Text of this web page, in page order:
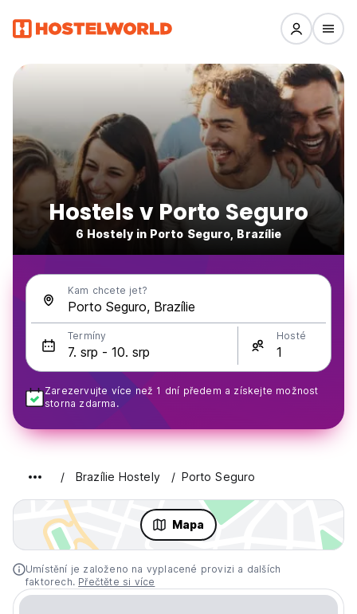
Hostels v Porto Seguro
6 Hostely in Porto Seguro, Brazílie
Kam chcete jet?
Termíny Hosté
Zarezervujte více než 1 dní předem a získejte možnost
storna zdarma.
Brazílie Hostely Porto Seguro
Mapa
Umístění je založeno na vyplacené provizi a dalších
faktorech. Přečtěte si více